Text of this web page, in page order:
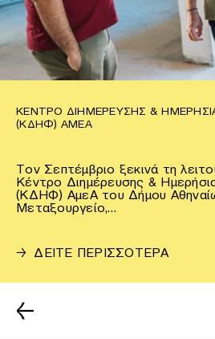
ΚΈΝΤΡΟ ΔΙΗΜΈΡΕΥΣΗΣ &
(ΚΔΗΦ) ΑΜΕΑ
Τον Σεπτέμβριο ξεκινά τη
Κέντρο Διημέρευσης &
(ΚΔΗΦ) ΑμεΑ του Δήμου
Μεταξουργείο,…
→ ΔΕΙΤΕ ΠΕΡΙΣΣΟΤΕΡΑ
←